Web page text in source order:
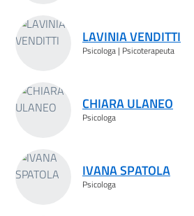
LAVINIA VENDITTI
Psicologa | Psicoterapeuta
CHIARA ULANEO
Psicologa
IVANA SPATOLA
Psicologa